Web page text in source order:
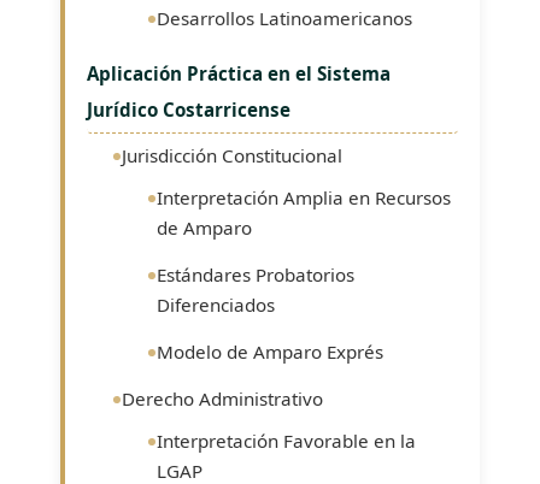
Desarrollos Latinoamericanos
Aplicación Práctica en el Sistema
Jurídico Costarricense
Jurisdicción Constitucional
Interpretación Amplia en Recursos
de Amparo
Estándares Probatorios
Diferenciados
Modelo de Amparo Exprés
Derecho Administrativo
Interpretación Favorable en la
LGAP